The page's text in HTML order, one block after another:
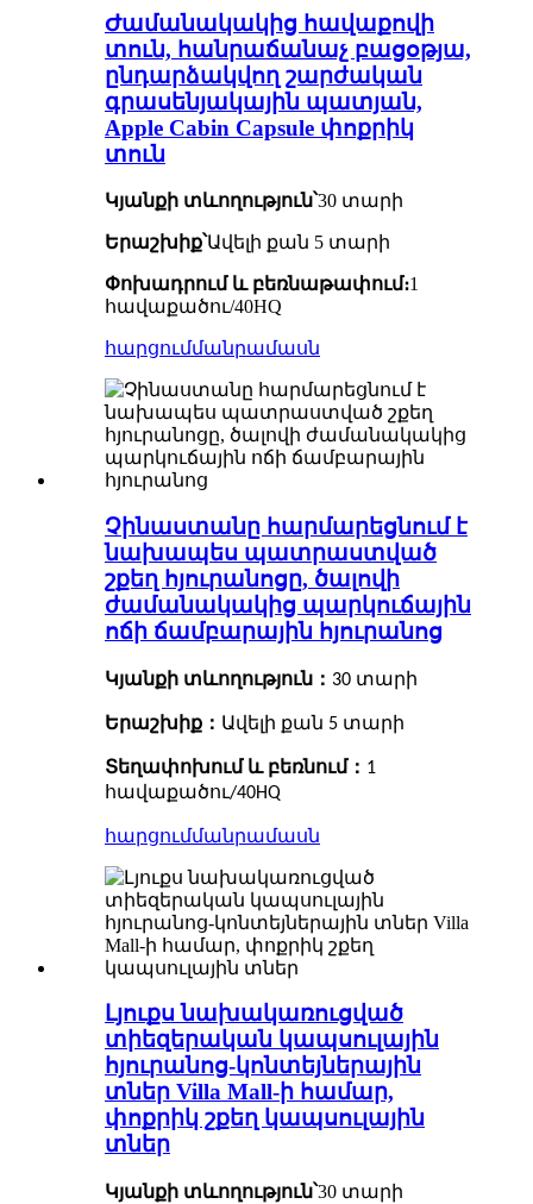
Ժամանակակից հավաքովի
տուն, հանրաճանաչ բացօթյա,
ընդարձակվող շարժական
գրասենյակային պատյան,
Apple Cabin Capsule փոքրիկ
տուն
Կյանքի տևողություն՝30 տարի
Երաշխիք՝Ավելի քան 5 տարի
Փոխադրում և բեռնաթափում։1
հավաքածու/40HQ
հարցումմանրամասն
Չինաստանը հարմարեցնում է
նախապես պատրաստված
շքեղ հյուրանոցը, ծալովի
ժամանակակից պարկուճային
ոճի ճամբարային հյուրանոց
Կյանքի տևողություն ： 30 տարի
Երաշխիք ： Ավելի քան 5 տարի
Տեղափոխում և բեռնում： 1
հավաքածու/40HQ
հարցումմանրամասն
Լյուքս նախակառուցված
տիեզերական կապսուլային
հյուրանոց-կոնտեյներային
տներ Villa Mall-ի համար,
փոքրիկ շքեղ կապսուլային
տներ
Կյանքի տևողություն՝30 տարի